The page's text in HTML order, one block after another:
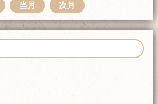
当月 次月